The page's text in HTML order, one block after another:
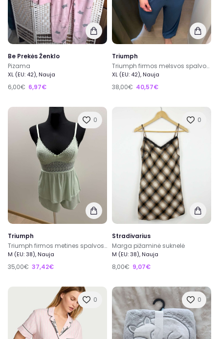
Be Prekės Ženklo
Pizama
XL (EU: 42), Nauja
6,00€ 6,97€
Triumph
Triumph firmos melsvos spalvos pizama 42 dydis
XL (EU: 42), Nauja
38,00€ 40,57€
0
Triumph
Triumph firmos metines spalvos pizama 38 dydis
M (EU: 38), Nauja
35,00€ 37,42€
0
Stradivarius
Marga pižaminė suknelė
M (EU: 38), Nauja
8,00€ 9,07€
0 0